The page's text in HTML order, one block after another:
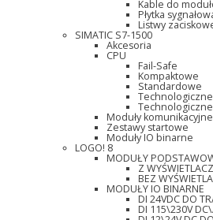
Kable do
Płytka
Listwy
SIMATIC S7-1500
Akcesoria
CPU
Fail-Safe
Kompaktowe
Standardowe
Technologiczne
Technologiczne
Moduły komunikacyjne
Zestawy startowe
Moduły IO binarne
LOGO! 8
MODUŁY
Z
BEZ
MODUŁY IO BINARNE
DI 24VDC DO
DI 115\230V